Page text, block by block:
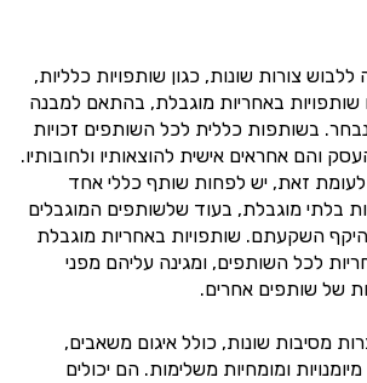
צורות שונות, כגון שותפויות כלליות,
שותפויות באחריות מוגבלת, בהתאם למבנה
בשותפות כללית לכל השותפים זכויות
והם אחראים אישית להוצאותיו ולחובותיו.
לעומת זאת, יש לפחות שותף כללי אחד
בלתי מוגבלת, בעוד שלשותפים המוגבלים
השקעתם. שותפויות באחריות מוגבלת
לכל השותפים, ומגינה עליהם מפני
של שותפים אחרים.
מסיבות שונות, כולל איגום משאבים,
מיומנויות ומומחיות משלימות. הם יכולים